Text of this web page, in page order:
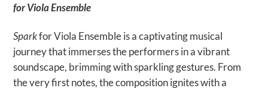
for Viola Ensemble
Sparkfor Viola Ensemble is a captivating musical
journey that immerses the performers in a vibrant
soundscape, brimming with sparkling gestures. From
the very first notes, the composition ignites with a